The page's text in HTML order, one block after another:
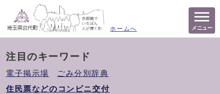
ホームへ メニュー
注目のキーワード
電子掲示場
ごみ分別辞典
住民票などのコンビニ交付